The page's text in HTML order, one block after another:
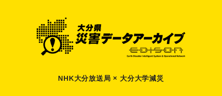
NHK大分放送局 × 大分大学減災